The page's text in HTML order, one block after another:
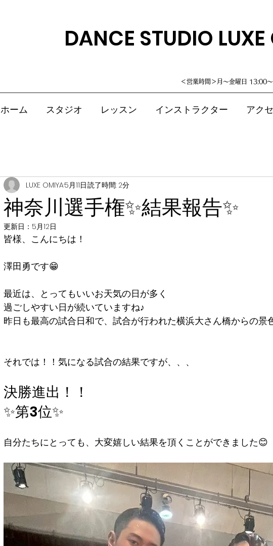
DANCE STUDIO
＜営業時間＞月～金曜日
ホーム スタジオ レッスン インストラクター アク
神奈川選手権✨結果報告✨
LUXE OMIYA5月11日読了時間: 2分
更新日： 5月12日
皆様、こんにちは！
澤田勇です😁
最近は、とってもいいお天気の日が多く
過ごしやすい日が続いていますね♪
昨日も最高の試合日和で、試合が行われた横浜大さん橋からの景
それでは！！気になる試合の結果ですが、、、
決勝進出！！
✨第3位✨
自分たちにとっても、大変嬉しい結果を頂くことができました😊